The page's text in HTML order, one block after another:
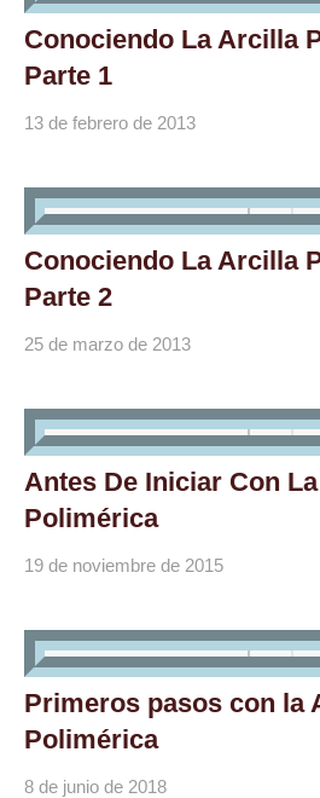
Conociendo La Arcilla
Parte 1
13 de febrero de 2013
Conociendo La Arcilla
Parte 2
25 de marzo de 2013
Antes De Iniciar Con
Polimérica
19 de noviembre de 2015
Primeros pasos con la
Polimérica
8 de junio de 2018